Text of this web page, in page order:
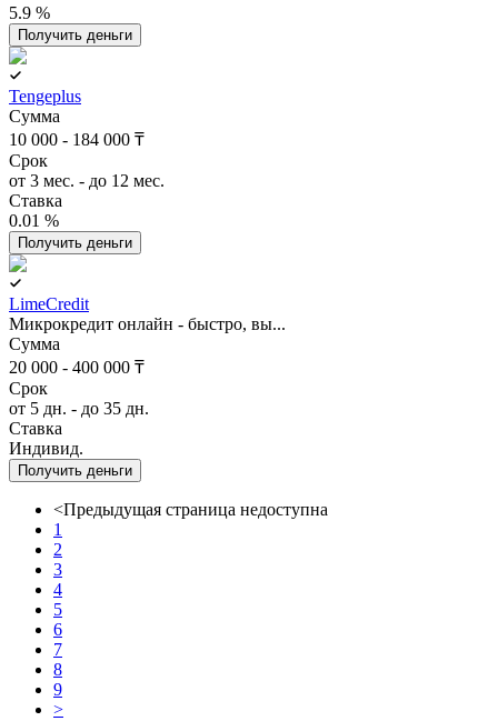
5.9 %
Получить деньги
Tengeplus
Сумма
10 000 - 184 000 ₸
Срок
от 3 мес. - до 12 мес.
Ставка
0.01 %
Получить деньги
LimeCredit
Микрокредит онлайн - быстро, вы...
Сумма
20 000 - 400 000 ₸
Срок
от 5 дн. - до 35 дн.
Ставка
Индивид.
Получить деньги
<Предыдущая страница недоступна
1
2
3
4
5
6
7
8
9
>